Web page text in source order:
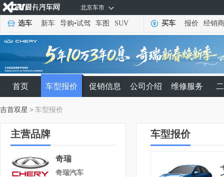
北京车市
选车 新车 导购•试驾 车图 SUV 买车 报价 经销商
首页 车型报价 促销信息 公司介绍 维修服务
吉首双星 > 车型报价
主营品牌
奇瑞
奇瑞汽车
车型报价